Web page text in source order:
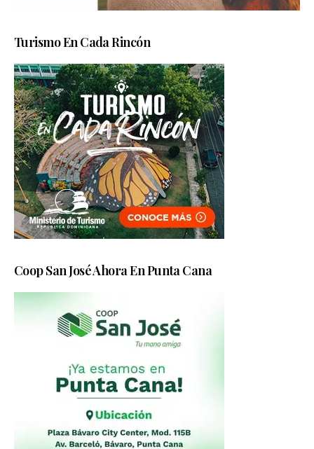
Turismo En Cada Rincón
Coop San José Ahora En Punta Cana